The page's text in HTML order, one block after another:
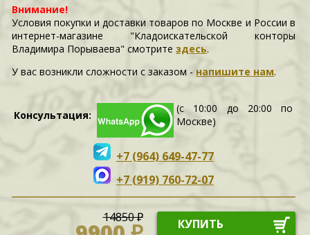
Внимание!
Условия покупки и доставки товаров по Москве и России в
интернет-магазине "Кладоискательской конторы
Владимира Порываева" смотритездесь.
У вас возникли сложности c заказом - напишите нам.
Консультация:
(с 10:00 до 20:00 по
Москве)
+7 (964) 649-47-77
+7 (919) 760-72-07
14850 ₽ КУПИТЬ